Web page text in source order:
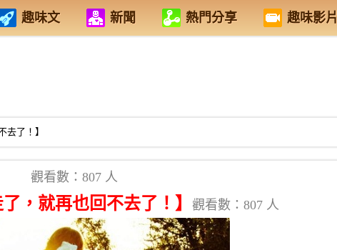
趣味文 新聞 熱門分享 趣味影片
去了！】
觀看數：807 人
，就再也回不去了！】 觀看數：807 人